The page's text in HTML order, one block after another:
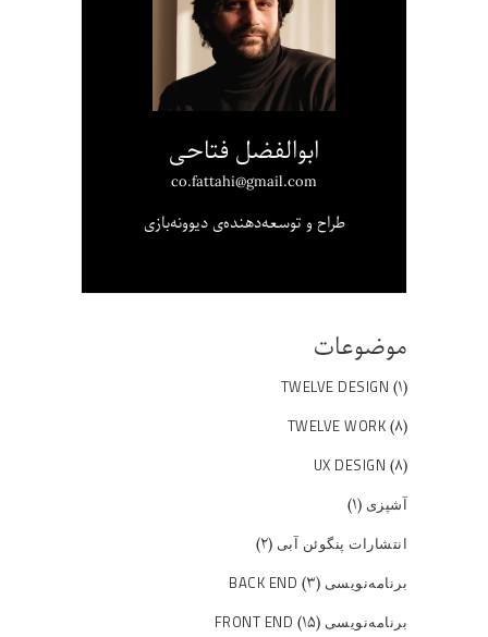
ابوالفضل فتاحی
co.fattahi@gmail.com
طراح و توسعه‌دهنده‌ی دیوونه‌بازی
موضوعات
TWELVE DESIGN (۱)
TWELVE WORK (۸)
UX DESIGN (۸)
آشپزی (۱)
انتشارات پنگوئن آبی (۲)
برنامه‌نویسی BACK END (۳)
برنامه‌نویسی FRONT END (۱۵)